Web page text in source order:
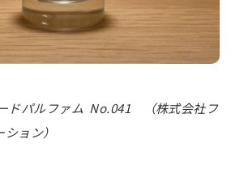
ドパルファム No.041 （株式会社フ
ョン）